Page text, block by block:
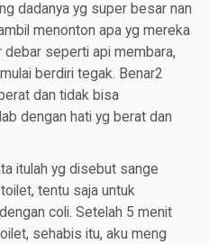
dadanya yg super besar nan
menonton apa yg mereka
debar seperti api membara,
berdiri tegak. Benar2
dan tidak bisa
dengan hati yg berat dan
itulah yg disebut sange
tentu saja untuk
coli. Setelah 5 menit
sehabis itu, aku meng